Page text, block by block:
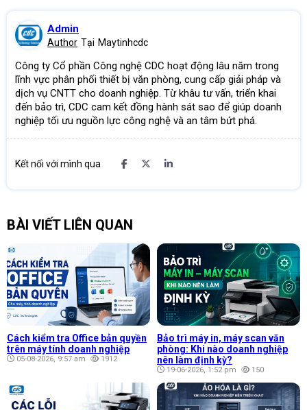
Admin
Author Tại Maytinhcdc
Công ty Cổ phần Công nghệ CDC hoạt động lâu năm trong
lĩnh vực phân phối thiết bị văn phòng, cung cấp giải pháp và
dịch vụ CNTT cho doanh nghiệp. Từ khâu tư vấn, triển khai
đến bảo trì, CDC cam kết đồng hành sát sao để giúp doanh
nghiệp tối ưu nguồn lực công nghệ và an tâm bứt phá.
Kết nối với mình qua
BÀI VIẾT LIÊN QUAN
Cách kiểm tra Office bản quyền
trên máy tính doanh nghiệp
05-08-2026, 9:57 am 1912
Bảo trì máy in, máy scan văn
phòng: Khi nào doanh nghiệp
nên làm định kỳ?
19-06-2026, 1:52 pm 150